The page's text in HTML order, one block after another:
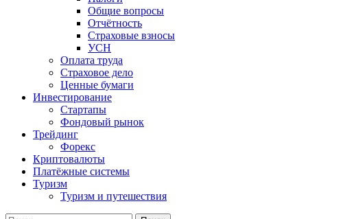
Общие вопросы
Отчётность
Страховые взносы
УСН
Оплата труда
Страховое дело
Ценные бумаги
Инвестирование
Стартапы
Фондовый рынок
Трейдинг
Форекс
Криптовалюты
Платёжные системы
Туризм
Туризм и путешествия